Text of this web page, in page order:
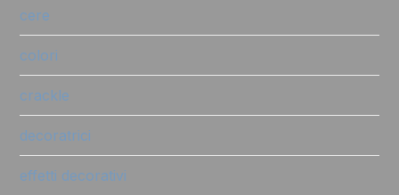
cere
colori
crackle
decoratrici
effetti decorativi